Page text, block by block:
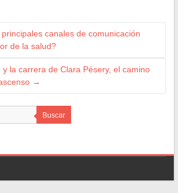
canales de comunicación
de la salud?
la carrera de Clara Pésery, el camino
→
Buscar